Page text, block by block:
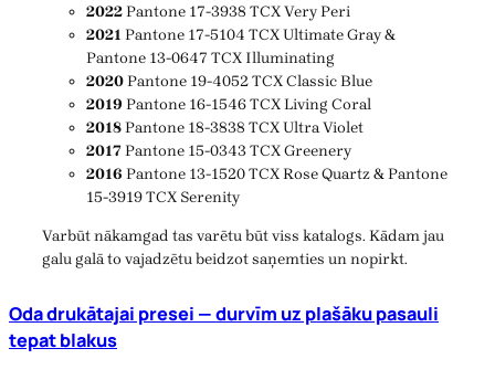
2022Pantone 17-3938 TCX Very Peri
2021Pantone 17-5104 TCX Ultimate Gray &
Pantone 13-0647 TCX Illuminating
2020Pantone 19-4052 TCX Classic Blue
2019 Pantone 16-1546 TCX Living Coral
2018Pantone 18-3838 TCX Ultra Violet
2017Pantone 15-0343 TCX Greenery
2016 Pantone 13-1520 TCX Rose Quartz & Pantone
15-3919 TCX Serenity
Varbūt nākamgad tas varētu būt viss katalogs. Kādam jau
galu galā to vajadzētu beidzot saņemties un nopirkt.
Oda drukātajai presei — durvīm uz plašāku pasauli
tepat blakus